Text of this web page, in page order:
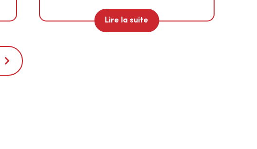
Lire la suite